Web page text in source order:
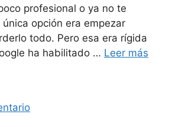
profesional o ya no te
opción era empezar
todo. Pero esa era rígida
ha habilitado … Leer más